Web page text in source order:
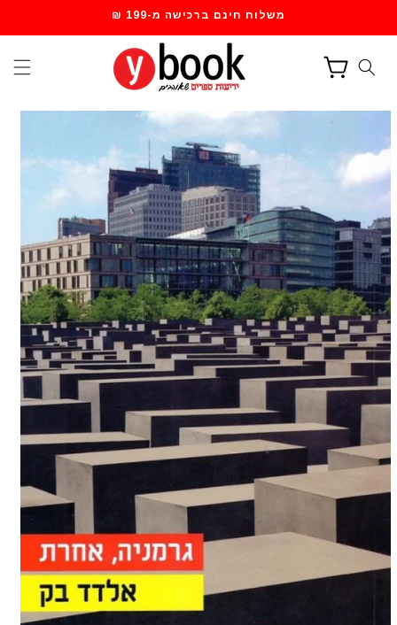
משלוח חינם ברכישה מ-199 ₪
עגלת
קניות
דילוג